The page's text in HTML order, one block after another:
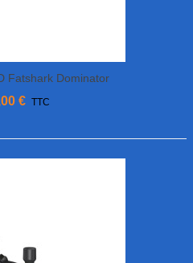
Fatshark Dominator
€ TTC